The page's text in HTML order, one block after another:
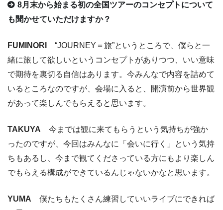
8月末から始まる初の全国ツアーのコンセプトについて
も聞かせていただけますか？
FUMINORI
“JOURNEY＝旅”というところで、僕らと一
緒に旅して欲しいというコンセプトがありつつ、いい意味
で期待を裏切る自信はあります。今みんなで内容を詰めて
いるところなのですが、会場に入ると、開演前から世界観
があって楽しんでもらえると思います。
TAKUYA 今までは観に来てもらうという気持ちが強か
ったのですが、今回はみんなに「会いに行く」という気持
ちもあるし、今まで観てくださっている方にもより楽しん
でもらえる構成ができているんじゃないかなと思います。
YUMA 僕たちもたくさん練習していいライブにできれば